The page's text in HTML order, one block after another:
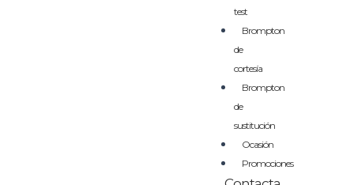
test
Brompton
de
cortesía
Brompton
de
sustitución
Ocasión
Promociones